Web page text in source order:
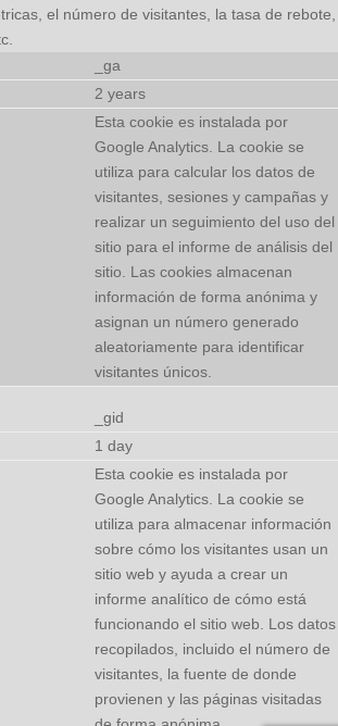
el número de visitantes, la tasa de rebote,
_ga
2 years
Esta cookie es instalada por
Google Analytics. La cookie se
utiliza para calcular los datos de
visitantes, sesiones y campañas y
realizar un seguimiento del uso del
sitio para el informe de análisis del
sitio. Las cookies almacenan
información de forma anónima y
asignan un número generado
aleatoriamente para identificar
visitantes únicos.
_gid
1 day
Esta cookie es instalada por
Google Analytics. La cookie se
utiliza para almacenar información
sobre cómo los visitantes usan un
sitio web y ayuda a crear un
informe analítico de cómo está
funcionando el sitio web. Los datos
recopilados, incluido el número de
visitantes, la fuente de donde
provienen y las páginas visitadas